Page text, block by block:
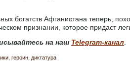
богатств Афганистана теперь,
признании, которое придаст
на наш Telegram-канал
героин диктатура